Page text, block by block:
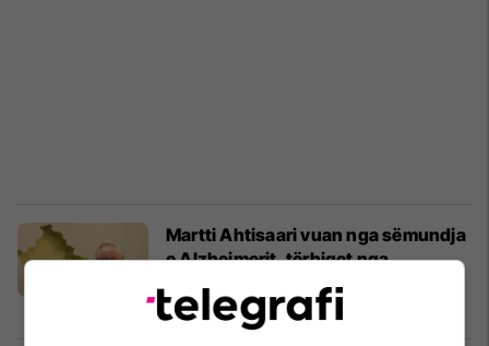
Martti Ahtisaari vuan nga sëmundja
e Alzheimerit, tërhiqet nga
angazhimet publike
Evropa 03/09/2021